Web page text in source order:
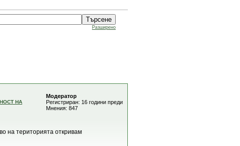
Разширено
НА
Модератор
Регистриран: 16 години преди
Мнения: 847
на територията откривам